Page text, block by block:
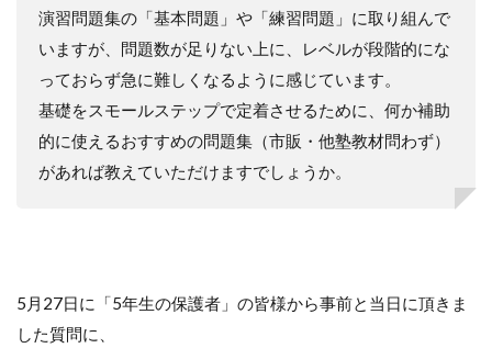
演習問題集の「基本問題」や「練習問題」に取り組んで
いますが、問題数が足りない上に、レベルが段階的にな
っておらず急に難しくなるように感じています。
基礎をスモールステップで定着させるために、何か補助
的に使えるおすすめの問題集（市販・他塾教材問わず）
があれば教えていただけますでしょうか。
5月27日に「5年生の保護者」の皆様から事前と当日に頂きま
した質問に、